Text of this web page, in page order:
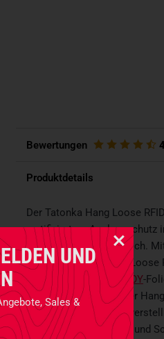
UND
Sales &
Bewertungen
Produktdetails
Der Tatonka Hang Loose
zertifiziertem Ausleseschutz
Ultrahochfrequenzbereich.
sind im Tatonka Hang Loose
kommende
CRYPTALLOY-
dreistem Datenklau. Der
Balgtasche, ein
Fächer für Kreditkarten und